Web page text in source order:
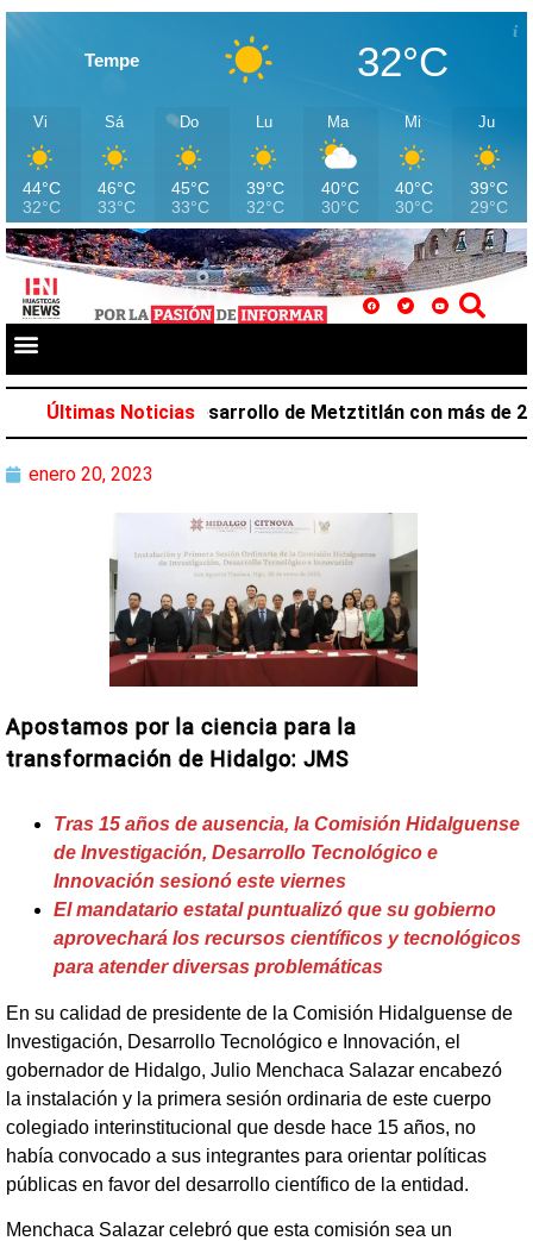
Tempe 32°C
Vi
44°C
32°C
Sá
46°C
33°C
Do
45°C
33°C
Lu
39°C
32°C
Ma
40°C
30°C
Mi
40°C
30°C
Ju
39°C
29°C
Últimas Noticias
favorece desarrollo de Metztitlán con más de
enero 20, 2023
Apostamos por la ciencia para la
transformación de Hidalgo: JMS
Tras 15 años de ausencia, la Comisión Hidalguense
de Investigación, Desarrollo Tecnológico e
Innovación sesionó este viernes
El mandatario estatal puntualizó que su gobierno
aprovechará los recursos científicos y tecnológicos
para atender diversas problemáticas
En su calidad de presidente de la Comisión Hidalguense de
Investigación, Desarrollo Tecnológico e Innovación, el
gobernador de Hidalgo, Julio Menchaca Salazar encabezó
la instalación y la primera sesión ordinaria de este cuerpo
colegiado interinstitucional que desde hace 15 años, no
había convocado a sus integrantes para orientar políticas
públicas en favor del desarrollo científico de la entidad.
Menchaca Salazar celebró que esta comisión sea un